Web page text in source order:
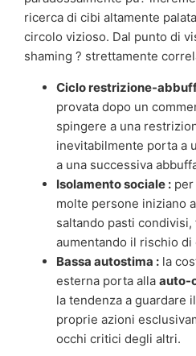
ricerca di cibi altamente
circolo vizioso. Dal punto di
shaming ? strettamente
Ciclo restrizione-
provata dopo un
spingere a una
inevitabilmente porta a
a una successiva
Isolamento sociale :
molte persone iniziano
saltando pasti
aumentando il rischio
Bassa autostima : la
esterna porta alla auto-
la tendenza a guardare
proprie azioni
occhi critici degli altri.